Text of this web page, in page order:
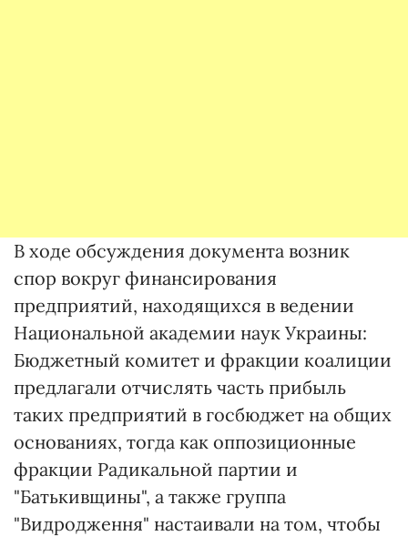
В ходе обсуждения документа возник
спор вокруг финансирования
предприятий, находящихся в ведении
Национальной академии наук Украины:
Бюджетный комитет и фракции коалиции
предлагали отчислять часть прибыль
таких предприятий в госбюджет на общих
основаниях, тогда как оппозиционные
фракции Радикальной партии и
"Батькивщины", а также группа
"Видродження" настаивали на том, чтобы